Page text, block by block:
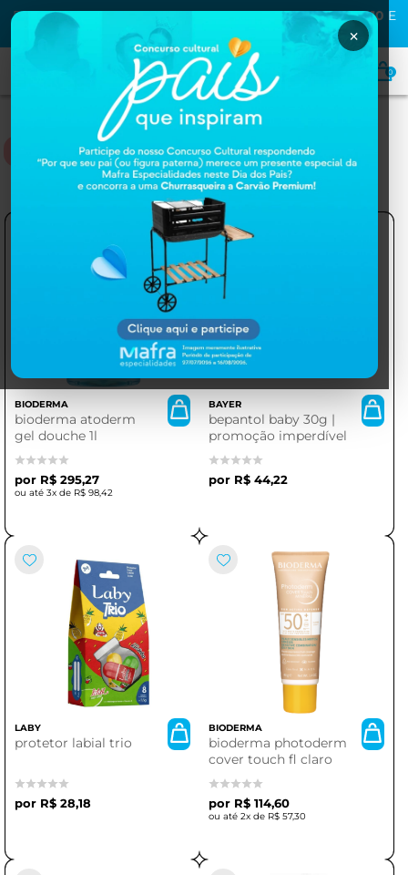
PRIMEIRA COMPRA NA MAFRA? USE O CUPOMMAFRA10 E
GANHE
0
MAQUIAGEM
BIODERMA
bioderma atoderm
gel douche 1l
R$ 295,27
3x de R$ 98,42
BAYER
bepantol baby 30g |
promoção imperdível
R$ 44,22
LABY
protetor labial trio
R$ 28,18
BIODERMA
bioderma photoderm
cover touch fl claro
R$ 114,60
2x de R$ 57,30
×